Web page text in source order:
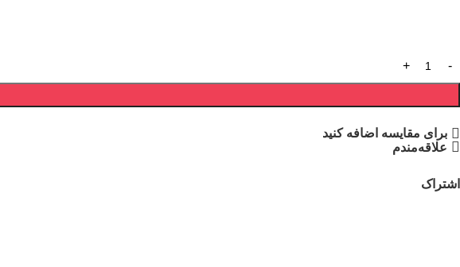
برای مقایسه اضافه کنید
علاقه‌مندم
اشتراک